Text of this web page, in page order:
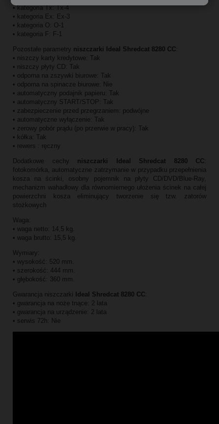
• kategoria Tx: Tx-4
• kategoria Ex: Ex-3
• kategoria O: O-1
• kategoria F: F-1
Pozostałe parametry niszczarki Ideal Shredcat 8280 CC:
• niszczy karty kredytowe: Tak
• niszczy płyty CD: Tak
• odporna na zszywki biurowe: Tak
• odporna na spinacze biurowe: Nie
• automatyczny podajnik papieru: Tak
• automatyczny START/STOP: Tak
• zabezpieczenie przed przegrzaniem: podwójne
• automatyczne wyłączenie: Tak
• zerowy pobór prądu (po przerwie w pracy): Tak
• kółka: Tak
• rewers : ręczny
Dodatkowe cechy niszczarki Ideal Shredcat 8280 CC:
fotokomórka, automatyczne zatrzymanie w przypadku przepełnienia
kosza na ścinki, osobny pojemnik na płyty CD/DVD/Blue-Ray,
mechanizm wahadłowy dla równomiernego ułożenia ścinek na całej
powierzchni kosza eliminujący tworzenie się tzw. zatorów
stożkowych
Waga:
• waga netto: 14,5 kg.
• waga brutto: 15,5 kg.
Wymiary:
• wysokość: 520 mm.
• szerokość: 444 mm.
• głębokość: 360 mm.
Gwarancja niszczarki Ideal Shredcat 8280 CC:
• gwarancja na noże tnące: 2 lata
• gwarancja na urządzenie: 2 lata
• serwis 72h: Nie